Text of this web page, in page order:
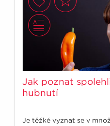
Jak poznat
hubnutí
Je těžké vyznat se v